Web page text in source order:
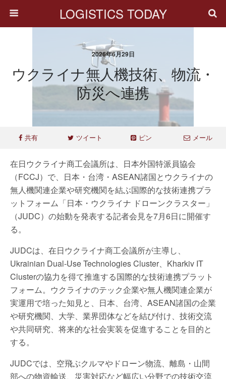
LOGISTICS TODAY
2026年6月29日
ウクライナ無人機技術、物流・
防災へ連携
共有 ツイート ピン メール
在日ウクライナ商工会議所は、日本外国特派員協会
（FCCJ）で、日本・台湾・ASEAN諸国とウクライナの
無人機関連企業や研究機関を結ぶ国際的な技術連携プラ
ットフォーム「日本・ウクライナ ドローンクラスター」
（JUDC）の始動を発表する記者会見を7月6日に開催す
る。
JUDCは、在日ウクライナ商工会議所が主導し、
Ukrainian Dual-Use Technologies Cluster、Kharkiv IT
Clusterの協力を得て推進する国際的な技術連携プラット
フォーム。ウクライナのテック企業や無人機関連企業が
実運用で培った知見と、日本、台湾、ASEAN諸国の企業
や研究機関、大学、業界団体などを結び付け、技術交流
や共同研究、将来的な社会実装を促進することを目的と
する。
JUDCでは、空飛ぶクルマやドローン物流、離島・山間
部への物資輸送、災害対応など幅広い分野での技術交流